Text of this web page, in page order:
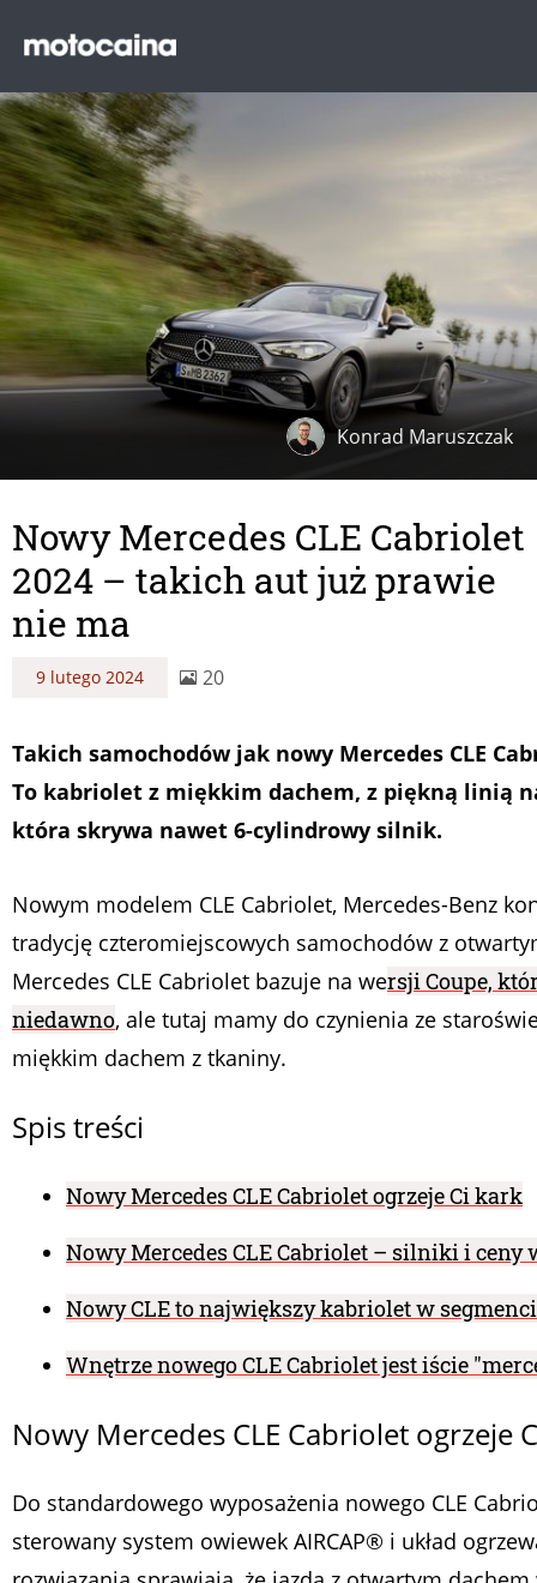
Konrad Maruszczak
Nowy Mercedes CLE Cabriolet
2024 – takich aut już prawie
nie ma
9 lutego 2024 20
Takich samochodów jak nowy Mercedes CLE
To kabriolet z miękkim dachem, z piękną linią
która skrywa nawet 6-cylindrowy silnik.
Nowym modelem CLE Cabriolet, Mercedes-Benz
tradycję czteromiejscowych samochodów z
Mercedes CLE Cabriolet bazuje na wersji Coupe,
niedawno, ale tutaj mamy do czynienia ze
miękkim dachem z tkaniny.
Spis treści
Nowy Mercedes CLE Cabriolet ogrzeje Ci kark
Nowy Mercedes CLE Cabriolet – silniki i ceny
Nowy CLE to największy kabriolet w
Wnętrze nowego CLE Cabriolet jest iście
Nowy Mercedes CLE Cabriolet ogrzeje
Do standardowego wyposażenia nowego CLE
sterowany system owiewek AIRCAP® i układ